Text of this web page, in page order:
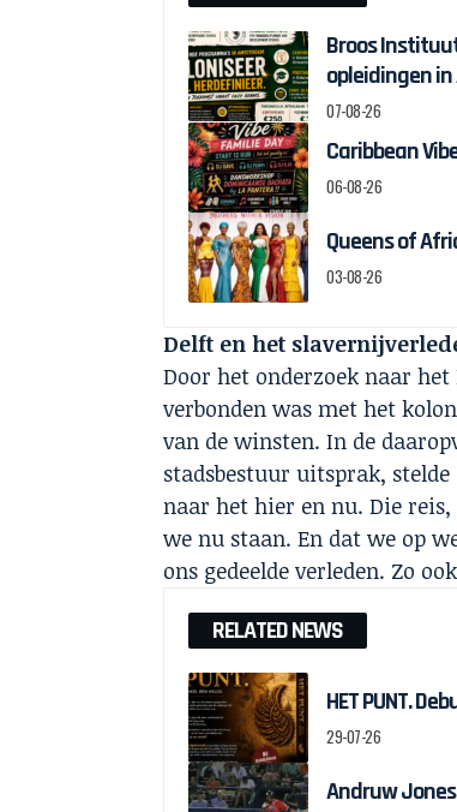
Broos
opleidingen
07-08-26
Caribbean
06-08-26
Queens of
03-08-26
Delft en het
Door het onderzoek naar
verbonden was met het
van de winsten. In de
stadsbestuur uitsprak,
naar het hier en nu. Die
we nu staan. En dat we op
ons gedeelde verleden. Zo
RELATED NEWS
HET PUNT.
29-07-26
Andruw